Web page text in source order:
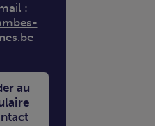
:
au